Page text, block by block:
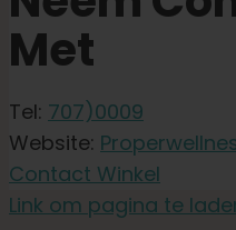
Met
Tel: 707)0009
Website:
Contact Winkel
Link om pagina te